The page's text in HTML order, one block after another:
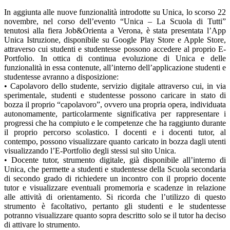
In aggiunta alle nuove funzionalità introdotte su Unica, lo scorso 22
novembre, nel corso dell’evento “Unica – La Scuola di Tutti”
tenutosi alla fiera Job&Orienta a Verona, è stata presentata l’App
Unica Istruzione, disponibile su Google Play Store e Apple Store,
attraverso cui studenti e studentesse possono accedere al proprio E-
Portfolio. In ottica di continua evoluzione di Unica e delle
funzionalità in essa contenute, all’interno dell’applicazione studenti e
studentesse avranno a disposizione:
• Capolavoro dello studente, servizio digitale attraverso cui, in via
sperimentale, studenti e studentesse possono caricare in stato di
bozza il proprio “capolavoro”, ovvero una propria opera, individuata
autonomamente, particolarmente significativa per rappresentare i
progressi che ha compiuto e le competenze che ha raggiunto durante
il proprio percorso scolastico. I docenti e i docenti tutor, al
contempo, possono visualizzare quanto caricato in bozza dagli utenti
visualizzando l’E-Portfolio degli stessi sul sito Unica.
• Docente tutor, strumento digitale, già disponibile all’interno di
Unica, che permette a studenti e studentesse della Scuola secondaria
di secondo grado di richiedere un incontro con il proprio docente
tutor e visualizzare eventuali promemoria e scadenze in relazione
alle attività di orientamento. Si ricorda che l’utilizzo di questo
strumento è facoltativo, pertanto gli studenti e le studentesse
potranno visualizzare quanto sopra descritto solo se il tutor ha deciso
di attivare lo strumento.